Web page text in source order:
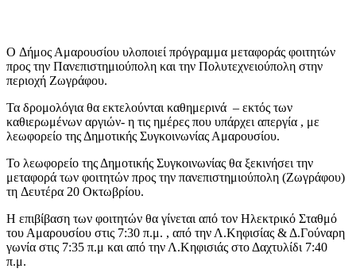
Ο Δήμος Αμαρουσίου υλοποιεί πρόγραμμα μεταφοράς φοιτητών
προς την Πανεπιστημιούπολη και την Πολυτεχνειούπολη στην
περιοχή Ζωγράφου.
Τα δρομολόγια θα εκτελούνται καθημερινά – εκτός των
καθιερωμένων αργιών- η τις ημέρες που υπάρχει απεργία , με
λεωφορείο της Δημοτικής Συγκοινωνίας Αμαρουσίου.
Το λεωφορείο της Δημοτικής Συγκοινωνίας θα ξεκινήσει την
μεταφορά των φοιτητών προς την πανεπιστημιούπολη (Ζωγράφου)
τη Δευτέρα 20 Οκτωβρίου.
Η επιβίβαση των φοιτητών θα γίνεται από τον Ηλεκτρικό Σταθμό
του Αμαρουσίου στις 7:30 π.μ. , από την Λ.Κηφισίας & Δ.Γούναρη
γωνία στις 7:35 π.μ και από την Λ.Κηφισιάς στο Δαχτυλίδι 7:40
π.μ.